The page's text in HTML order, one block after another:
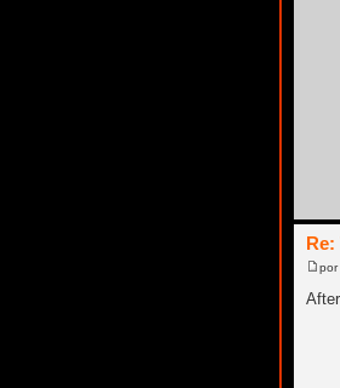
Re:
por